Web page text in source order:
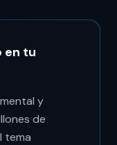
en tu
y
de
tema